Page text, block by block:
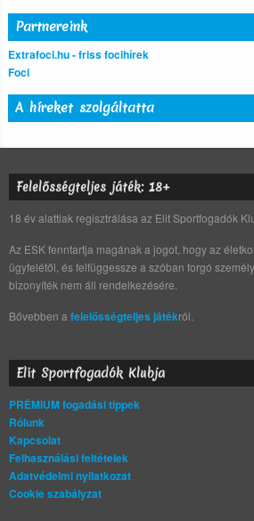
Partnereink
Extrafoci.hu - friss focihírek
Foci
A híreket szolgáltatta
Felelősségteljes játék: 18+
18 év alattiak regisztrálása az Elit Sportfogadók
Az ESK fenntartja magának a jogot, hogy az
ügyfelétől, és felfüggessze a szóban forgó
bizonyíték nem áll rendelkezésére.
Bővebben a felelősségteljes játékról.
Elit Sportfogadók Klubja
PRÉMIUM fogadási tippek
Rólunk
Kapcsolat
Felhasználási feltételek
Adatvédelmi nyilatkozat
Cookie szabályzat